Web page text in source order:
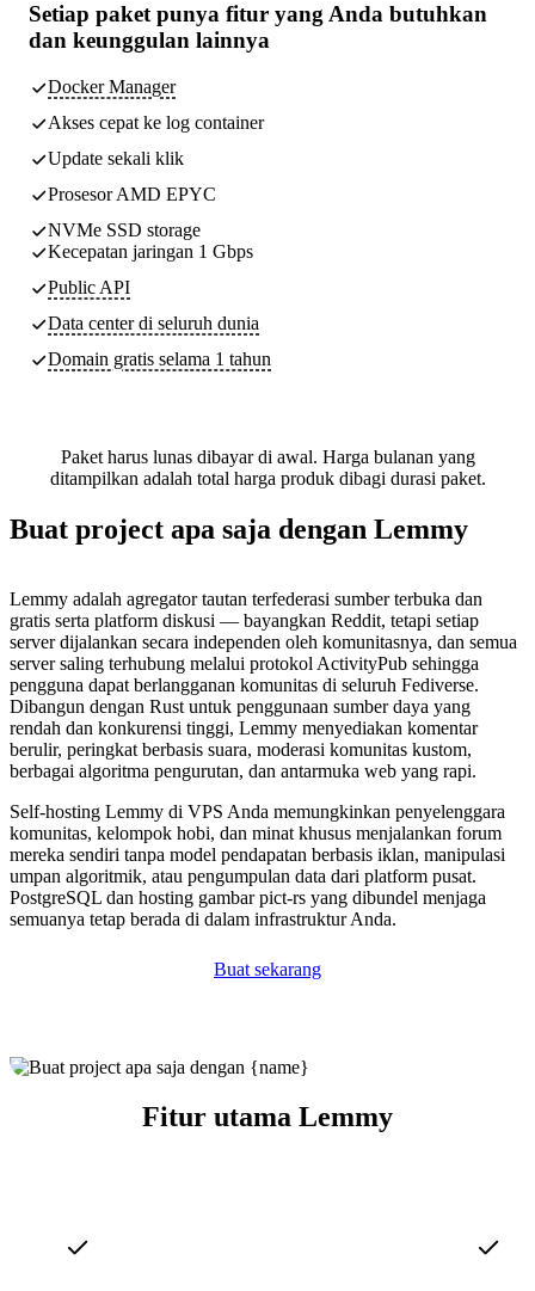
Setiap paket punya fitur yang Anda butuhkan
dan keunggulan lainnya
Docker Manager
Akses cepat ke log container
Update sekali klik
Prosesor AMD EPYC
NVMe SSD storage
Kecepatan jaringan 1 Gbps
Public API
Data center di seluruh dunia
Domain gratis selama 1 tahun
Paket harus lunas dibayar di awal. Harga bulanan yang
ditampilkan adalah total harga produk dibagi durasi paket.
Buat project apa saja dengan Lemmy
Lemmy adalah agregator tautan terfederasi sumber terbuka dan
gratis serta platform diskusi — bayangkan Reddit, tetapi setiap
server dijalankan secara independen oleh komunitasnya, dan semua
server saling terhubung melalui protokol ActivityPub sehingga
pengguna dapat berlangganan komunitas di seluruh Fediverse.
Dibangun dengan Rust untuk penggunaan sumber daya yang
rendah dan konkurensi tinggi, Lemmy menyediakan komentar
berulir, peringkat berbasis suara, moderasi komunitas kustom,
berbagai algoritma pengurutan, dan antarmuka web yang rapi.
Self-hosting Lemmy di VPS Anda memungkinkan penyelenggara
komunitas, kelompok hobi, dan minat khusus menjalankan forum
mereka sendiri tanpa model pendapatan berbasis iklan, manipulasi
umpan algoritmik, atau pengumpulan data dari platform pusat.
PostgreSQL dan hosting gambar pict-rs yang dibundel menjaga
semuanya tetap berada di dalam infrastruktur Anda.
Buat sekarang
Fitur utama Lemmy